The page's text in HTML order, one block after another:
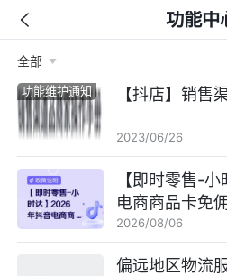
功能中
全部
功能维护通知 【抖店】销售
2023/06/26
【即时零售-
电商商品卡免
【自2026年8
2026/08/06
偏远地区物流